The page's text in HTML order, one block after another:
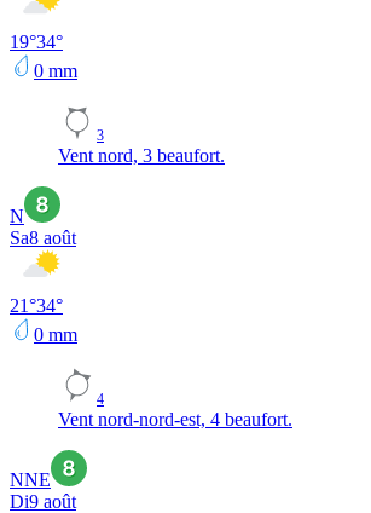
19°34°
0 mm
3
Vent nord, 3 beaufort.
N
Sa8 août
21°34°
0 mm
4
Vent nord-nord-est, 4 beaufort.
NNE
Di9 août